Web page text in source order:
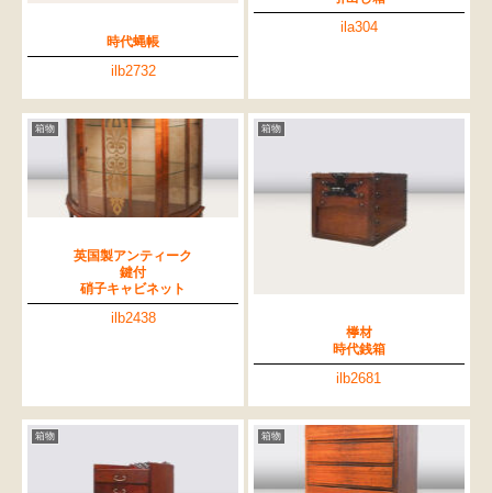
時代蝿帳
ilb2732
ila304
箱物
英国製アンティーク
鍵付
硝子キャビネット
ilb2438
箱物
﨔材
時代銭箱
ilb2681
箱物 箱物